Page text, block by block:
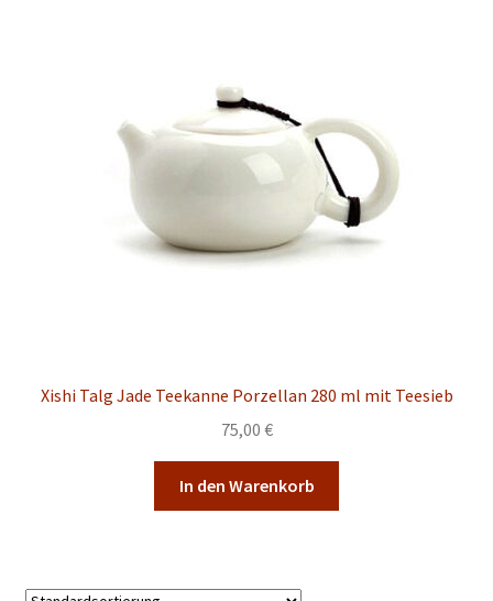
Xishi Talg Jade Teekanne Porzellan 280 ml mit Teesieb
75,00 €
In den Warenkorb